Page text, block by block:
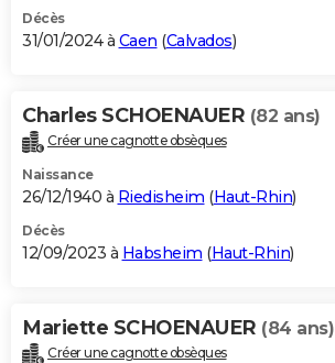
Décès
31/01/2024 à Caen (Calvados)
Charles SCHOENAUER (82 ans)
Créer une cagnotte obsèques
Naissance
26/12/1940 à Riedisheim (Haut-Rhin)
Décès
12/09/2023 à Habsheim (Haut-Rhin)
Mariette SCHOENAUER (84 ans)
Créer une cagnotte obsèques